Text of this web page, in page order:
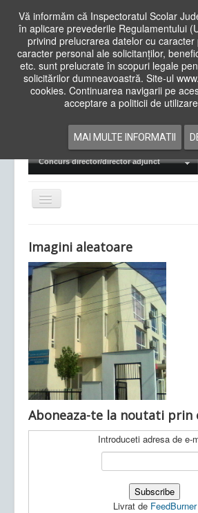
Vă informăm că Inspectoratul Scolar
în aplicare prevederile Regulamentului
privind prelucrarea datelor cu caracter
caracter personal ale solicitanților,
etc. sunt prelucrate în scopuri legale
solicitărilor dumneavoastră. Site-ul
cookies. Continuarea navigarii pe
acceptare a politicii de
MAI MULTE INFORMATII
Cauta
in
siteAcasa Cadre Didactice
Examene Naționale
Concurs director/director adjunct
Comută
navigarea
Ultimele articole: Vi, 04.11.2022 -
Județean Mehedinți
Imagini aleatoare
Aboneaza-te la noutati prin
Introduceti adresa de e-
Livrat de FeedBurner